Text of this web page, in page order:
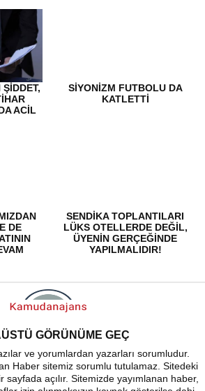
ACIL
SİYONİZM FUTBOLU DA
KATLETTİ
DE
SENDIKA TOPLANTILARI
LÜKS OTELLERDE DEĞIL,
ÜYENIN GERÇEĞINDE
YAPILMALIDIR!
GÖRÜNÜME GEÇ
ve yorumlardan yazarları sorumludur.
Haber sitemiz sorumlu tutulamaz. Sitedeki
sayfada açılır. Sitemizde yayımlanan haber,